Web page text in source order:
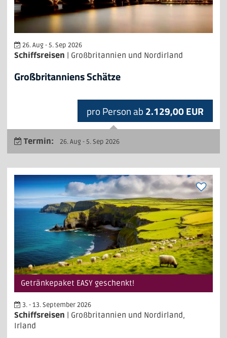
26. Aug - 5. Sep 2026
Schiffsreisen | Großbritannien und Nordirland
Großbritanniens Schätze
pro Person ab 2.129,00 EUR
Termin: 26. Aug - 5. Sep 2026
Getränkepaket EASY geschenkt!
3. - 13. September 2026
Schiffsreisen | Großbritannien und Nordirland,
Irland